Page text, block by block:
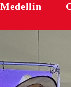
Medellín